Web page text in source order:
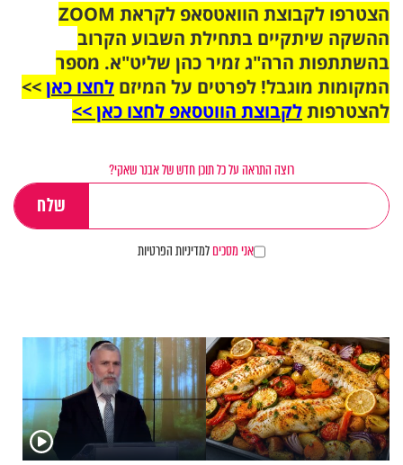
הצטרפו לקבוצת הוואטסאפ לקראת ZOOM
ההשקה שיתקיים בתחילת השבוע הקרוב
בהשתתפות הרה"ג זמיר כהן שליט"א. מספר
המקומות מוגבל! לפרטים על המיזם לחצו כאן>>
להצטרפותלקבוצת הווטסאפ לחצו כאן >>
רוצה התראה על כל תוכן חדש של אבנר שאקי?
אני מסכיםלמדיניות הפרטיות